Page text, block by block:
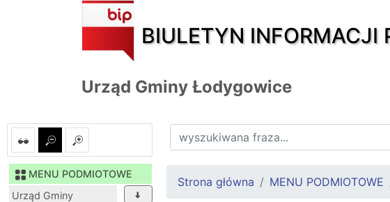
BIULETYN INFORMACJI
Urząd Gminy Łodygowice
MENU PODMIOTOWE
Urząd Gminy
Strona główna MENU PODMIOTOWE